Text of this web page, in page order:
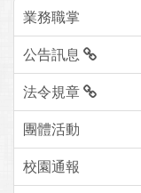
業務職掌
公告訊息
法令規章
團體活動
校園通報